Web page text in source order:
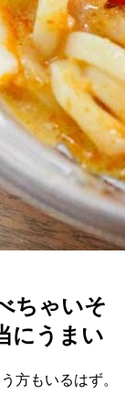
ちゃいそ
にうまい
方もいるはず。